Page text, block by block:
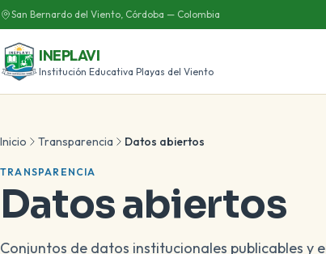
San Bernardo del Viento, Córdoba — Colombia
INEPLAVI
Institución Educativa Playas del Viento
Inicio Transparencia Datos abiertos
TRANSPARENCIA
Datos abiertos
Conjuntos de datos institucionales publicables y